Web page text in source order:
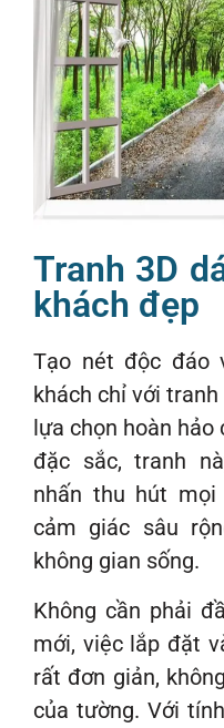
Tranh 3D
khách đẹp
Tạo nét độc đáo
khách chỉ với
lựa chọn hoàn hảo
đặc sắc, tranh
nhấn thu hút
cảm giác sâu
không gian sống.
Không cần phải
mới, việc lắp đặt
rất đơn giản,
của tường. Với